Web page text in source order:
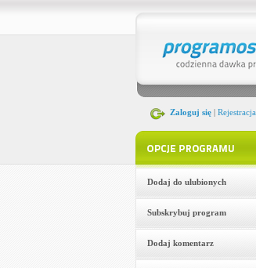
Zaloguj się| Rejestracja
Dodaj do ulubionych
Subskrybuj program
Dodaj komentarz